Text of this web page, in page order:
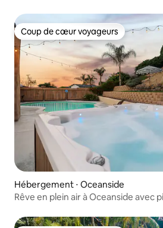
Coup de cœur voyageurs
Coup de cœur voyageurs
Hébergement ⋅ Oceanside
Rêve en plein air à Oceanside avec